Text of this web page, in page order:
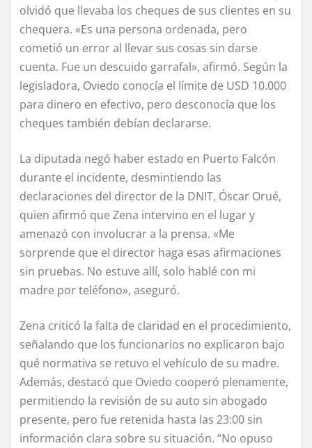
olvidó que llevaba los cheques de sus clientes en su
chequera. «Es una persona ordenada, pero
cometió un error al llevar sus cosas sin darse
cuenta. Fue un descuido garrafal», afirmó. Según la
legisladora, Oviedo conocía el límite de USD 10.000
para dinero en efectivo, pero desconocía que los
cheques también debían declararse.
La diputada negó haber estado en Puerto Falcón
durante el incidente, desmintiendo las
declaraciones del director de la DNIT, Óscar Orué,
quien afirmó que Zena intervino en el lugar y
amenazó con involucrar a la prensa. «Me
sorprende que el director haga esas afirmaciones
sin pruebas. No estuve allí, solo hablé con mi
madre por teléfono», aseguró.
Zena criticó la falta de claridad en el procedimiento,
señalando que los funcionarios no explicaron bajo
qué normativa se retuvo el vehículo de su madre.
Además, destacó que Oviedo cooperó plenamente,
permitiendo la revisión de su auto sin abogado
presente, pero fue retenida hasta las 23:00 sin
información clara sobre su situación. “No opuso